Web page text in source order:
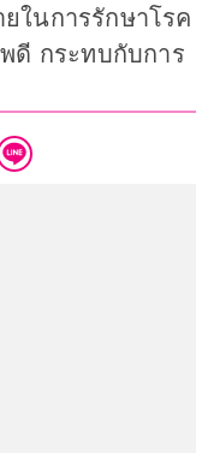
ยในการรักษาโรค
ดี กระทบกับการ